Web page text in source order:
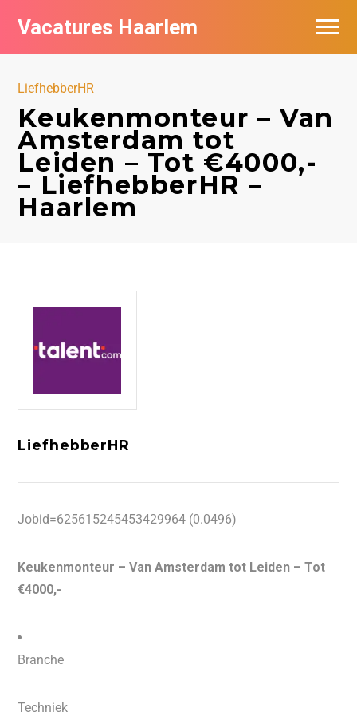
Vacatures Haarlem
LiefhebberHR
Keukenmonteur – Van
Amsterdam tot
Leiden – Tot €4000,-
– LiefhebberHR –
Haarlem
LiefhebberHR
Jobid=625615245453429964 (0.0496)
Keukenmonteur – Van Amsterdam tot Leiden – Tot
€4000,-
Branche
Techniek
Vacatures per bedrijf in Haarlem